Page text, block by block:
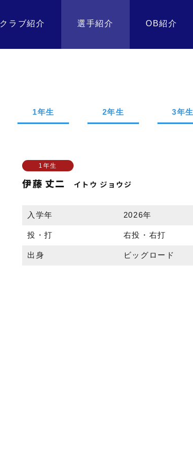
クラブ紹介 選手紹介 OB紹介
1年生 2年生 3年生
1年生
伊藤 丈二 イトウ ジョウジ
入学年 2026年
投・打 右投・右打
出身 ビッグロード